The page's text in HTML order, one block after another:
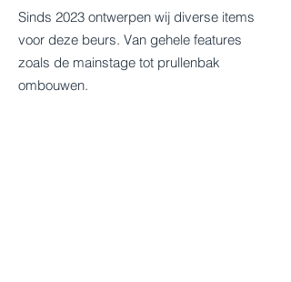
Sinds 2023 ontwerpen wij diverse items
voor deze beurs. Van gehele features
zoals de mainstage tot prullenbak
ombouwen.